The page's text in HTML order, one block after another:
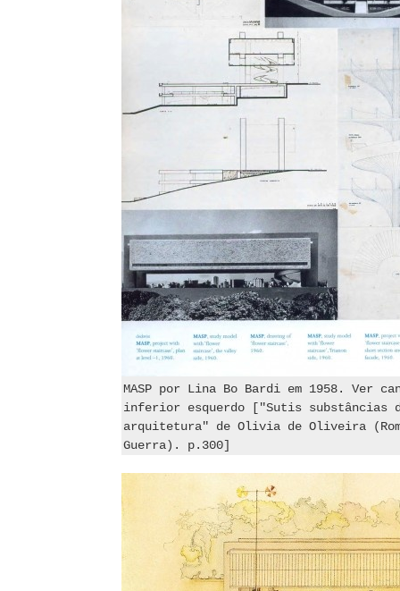
MASP por Lina Bo Bardi em 1958. Ver
inferior esquerdo ["Sutis substâncias
arquitetura" de Olivia de Oliveira
Guerra). p.300]